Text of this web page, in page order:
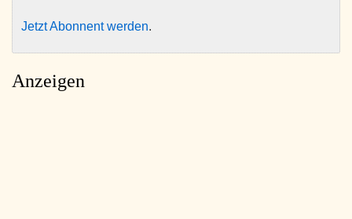
Jetzt Abonnent werden.
Anzeigen